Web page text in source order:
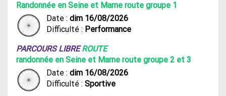
Randonnée en Seine et Marne route groupe 1
Date : dim 16/08/2026
Difficulté : Performance
PARCOURS LIBREROUTE
randonnée en Seine et Marne route groupe 2 et 3
Date : dim 16/08/2026
Difficulté : Sportive